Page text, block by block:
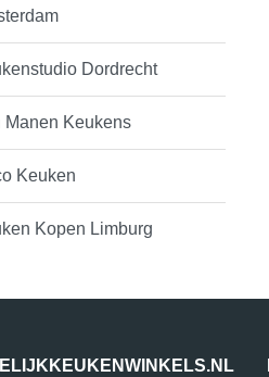
Dordrecht
Manen Keukens
Keuken
Kopen Limburg